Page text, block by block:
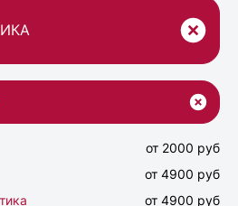
от 2000 руб
от 4900 руб
от 4900 руб